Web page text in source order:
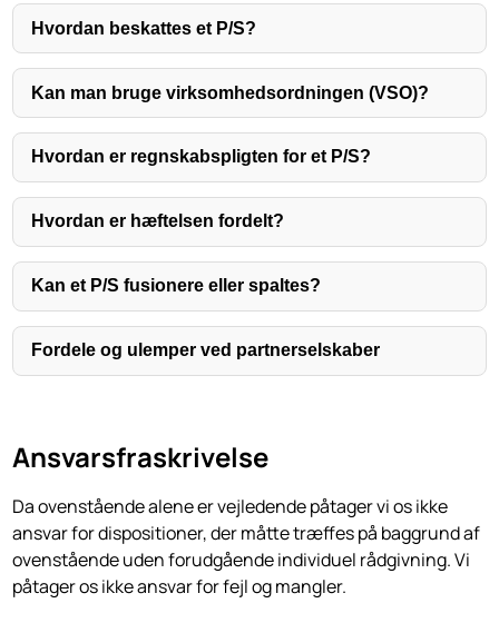
Hvordan beskattes et P/S?
Kan man bruge virksomhedsordningen (VSO)?
Hvordan er regnskabspligten for et P/S?
Hvordan er hæftelsen fordelt?
Kan et P/S fusionere eller spaltes?
Fordele og ulemper ved partnerselskaber
Ansvarsfraskrivelse
Da ovenstående alene er vejledende påtager vi os ikke
ansvar for dispositioner, der måtte træffes på baggrund af
ovenstående uden forudgående individuel rådgivning. Vi
påtager os ikke ansvar for fejl og mangler.